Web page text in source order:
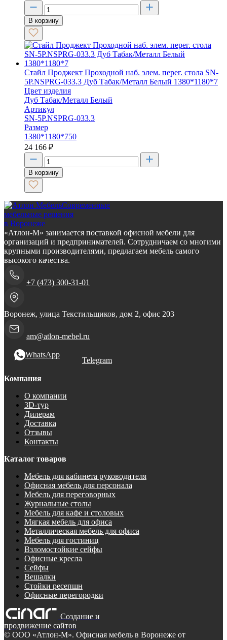
В корзину
Стайл Проджект Проходной наб. элем. перег. стола SN-
5P.NSPRG-033.3 Дуб Табак/Металл Белый 1380*1180*7
Цвет изделия
Дуб Табак/Металл Белый
Артикул
SN-5P.NSPRG-033.3
Размер
1380*1180*750
24 166 ₽
В корзину
Современные
мебельные решения
в Воронеже
«Атлон-М» занимается поставкой офисной мебели для
организаций и предпринимателей. Сотрудничаем со многими
крупными производителями, предлагаем мебель самого
высокого качества.
+7 (473) 300-31-01
Воронеж, улица Текстильщиков, дом 2, офис 203
am@atlon-mebel.ru
WhatsApp
Telegram
Компания
О компании
3D-тур
Дилерам
Доставка
Отзывы
Контакты
Каталог товаров
Мебель для кабинета руководителя
Офисная мебель для персонала
Мебель для переговорных
Журнальные столы
Мебель для кафе и столовых
Мягкая мебель для офиса
Металлическая мебель для офиса
Мебель для гостиниц
Взломостойкие сейфы
Офисные кресла
Сейфы
Вешалки
Стойки ресепшн
Офисные перегородки
Создание и
продвижение сайтов
© ООО «Атлон-М». Офисная мебель в Воронеже от